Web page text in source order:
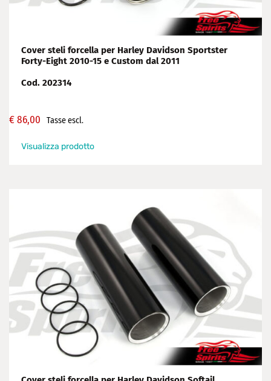
Cover steli forcella per Harley Davidson Sportster
Forty-Eight 2010-15 e Custom dal 2011
Cod. 202314
€86,00 Tasse escl.
Visualizza prodotto